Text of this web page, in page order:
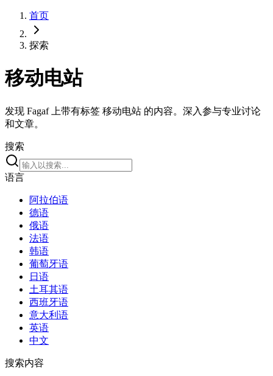
首页
探索
移动电站
发现 Fagaf 上带有标签 移动电站 的内容。深入参与专业讨论
和文章。
搜索
语言
阿拉伯语
德语
俄语
法语
韩语
葡萄牙语
日语
土耳其语
西班牙语
意大利语
英语
中文
搜索内容